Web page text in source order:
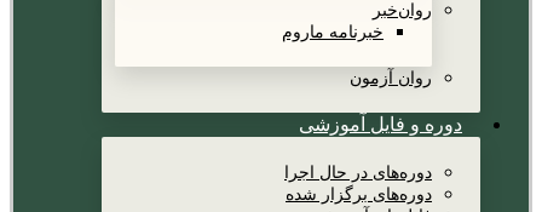
روان‌خبر
خبرنامه ماروم
روان آزمون
دوره و فایل آموزشی
دوره‌های در حال اجرا
دوره‌های برگزار شده